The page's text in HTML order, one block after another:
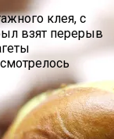
клея, с
взят перерыв